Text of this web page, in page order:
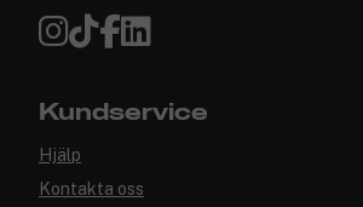
Kundservice
Hjälp
Kontakta oss